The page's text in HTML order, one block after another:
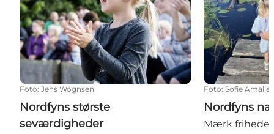
Foto: Jens Wognsen
Nordfyns største
seværdigheder
Foto: Sofie Amalie
Nordfyns
Mærk